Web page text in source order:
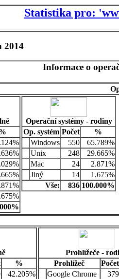
Statistika pro:
2014
Informace o
Operační systémy - rodiny
Op. systém Počet
%
Windows
550
65.789%
Unix
248
29.665%
Mac
24
2.871%
Jiný
14
1.675%
Vše:
836 100.000%
%
42.205%
Prohlížeče -
Prohlížeč
Počet
Google Chrome
379